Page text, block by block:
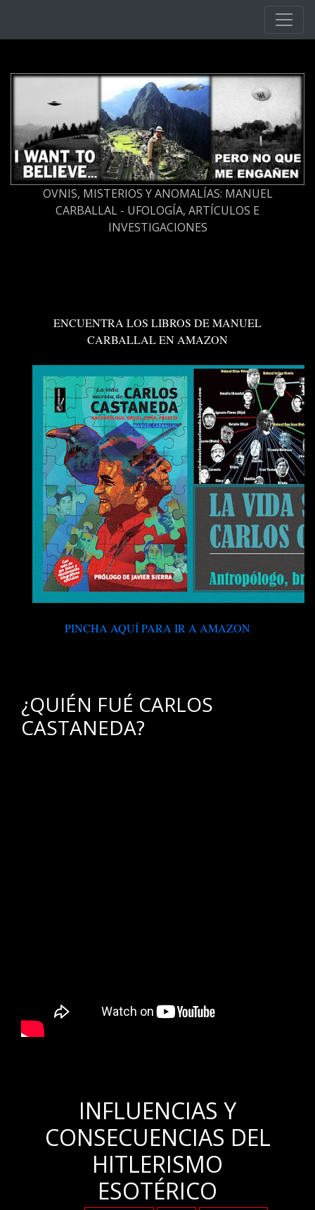
OVNIS, MISTERIOS Y ANOMALÍAS: MANUEL
CARBALLAL - UFOLOGÍA, ARTÍCULOS E
INVESTIGACIONES
ENCUENTRA LOS LIBROS DE MANUEL
CARBALLAL EN AMAZON
PINCHA AQUÍ PARA IR A AMAZON
¿QUIÉN FUÉ CARLOS
CASTANEDA?
INFLUENCIAS Y
CONSECUENCIAS DEL
HITLERISMO
ESOTÉRICO